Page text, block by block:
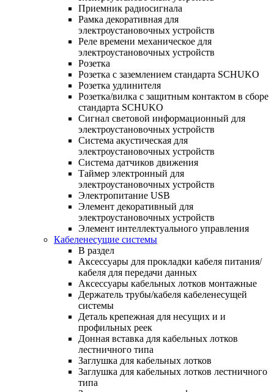
Приемник радиосигнала
Рамка декоративная для
электроустановочных устройств
Реле времени механическое для
электроустановочных устройств
Розетка
Розетка с заземлением стандарта SCHUKO
Розетка удлинителя
Розетка/вилка с защитным контактом в сборе
стандарта SCHUKO
Сигнал световой информационный для
электроустановочных устройств
Система акустическая для
электроустановочных устройств
Система датчиков движения
Таймер электронный для
электроустановочных устройств
Электропитание USB
Элемент декоративный для
электроустановочных устройств
Элемент интеллектуального управления
Кабеленесущие системы
В раздел
Аксессуары для прокладки кабеля питания/
кабеля для передачи данных
Аксессуары кабельных лотков монтажные
Держатель трубы/кабеля кабеленесущей
системы
Деталь крепежная для несущих и и
профильных реек
Донная вставка для кабельных лотков
лестничного типа
Заглушка для кабельных лотков
Заглушка для кабельных лотков лестничного
типа